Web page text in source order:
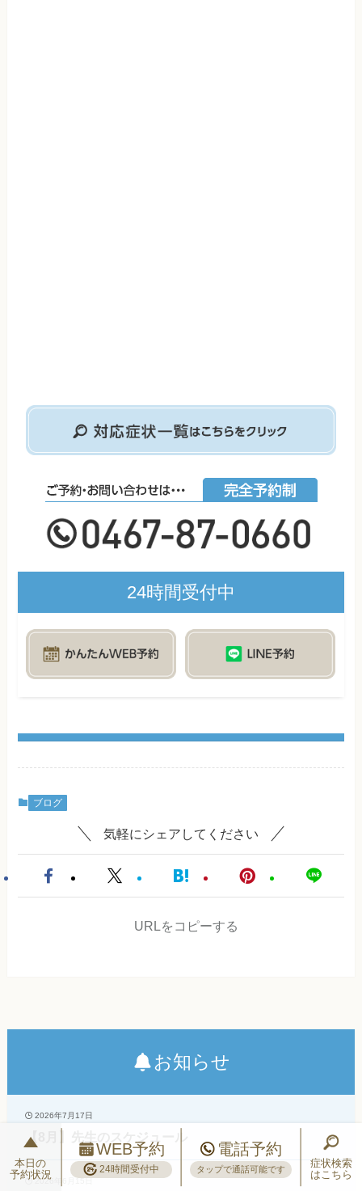
24時間受付中
ブログ
気軽にシェアしてください
URLをコピーする
お知らせ
2026年7月17日
【8月】先生のスケジュール
2026年6月15日
本日の
予約状況
WEB予約
24時間受付中
電話予約
タップで通話可能です
症状検索
はこちら